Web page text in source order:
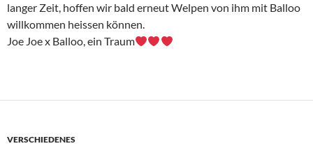
langer Zeit, hoffen wir bald erneut Welpen von ihm mit Balloo
willkommen heissen können.
Joe Joe x Balloo, ein Traum
VERSCHIEDENES